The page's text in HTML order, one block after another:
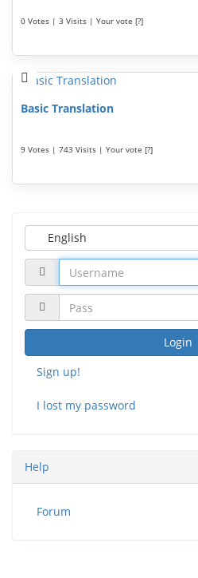
0 Votes | 3 Visits | Your vote [?]
Basic Translation
9 Votes | 743 Visits | Your vote [?]
English
Login
Sign up!
I lost my password
Help
Forum